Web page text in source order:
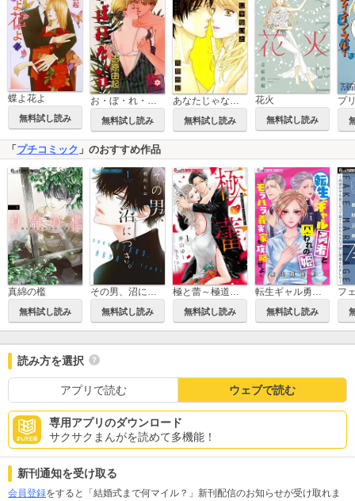
蝶よ花よ
無料試し読み
お・ぼ・れ・た・い
無料試し読み
あなたじゃないと
無料試し読み
花火
無料試し読み
「 プチコミック 」のおすすめ作品
真綿の檻
無料試し読み
その男、沼につき。
無料試し読み
極と蕾～極道と恋を知らない人妻と～
無料試し読み
転生ギャル勇者と囚われの姫～モラハラ義実家を攻略せよ～【マイクロ】
無料試し読み
読み方を選択
アプリで読む ウェブで読む
専用アプリのダウンロード
サクサクまんがを読めて多機能！
新刊通知を受け取る
会員登録をすると「結婚式まで何マイル？」新刊配信のお知らせが受け取れま